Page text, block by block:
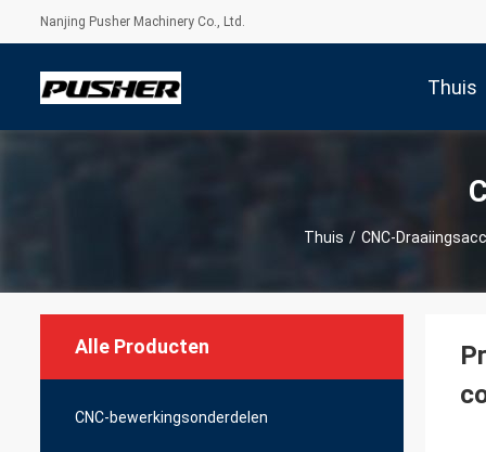
Nanjing Pusher Machinery Co., Ltd.
Thuis
Thuis / CNC-
Alle Producten
CNC-bewerkingsonderdelen